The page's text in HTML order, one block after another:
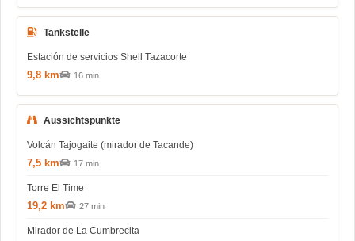
Tankstelle
Estación de servicios Shell Tazacorte
9,8 km 16 min
Aussichtspunkte
Volcán Tajogaite (mirador de Tacande)
7,5 km 17 min
Torre El Time
19,2 km 27 min
Mirador de La Cumbrecita